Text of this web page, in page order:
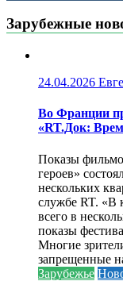
Зарубежные
24.04.2026
Во Франции
«RT.Док:
Показы
героев»
нескольких
службе RT. «В
всего в
показы
Многие
запрещенные
Зарубежье